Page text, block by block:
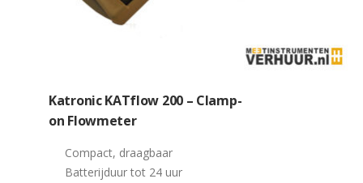
Katronic KATflow 200 – Clamp-
on Flowmeter
Compact, draagbaar
Batterijduur tot 24 uur